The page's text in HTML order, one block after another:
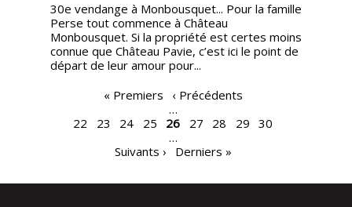
30e vendange à Monbousquet... Pour la famille
Perse tout commence à Château
Monbousquet. Si la propriété est certes moins
connue que Château Pavie, c’est ici le point de
départ de leur amour pour...
« Premiers
‹ Précédents
…
22
23 24 25 26 27 28 29
30
…
Suivants ›
Derniers »